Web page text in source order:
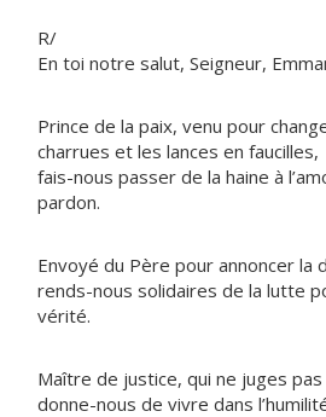
R/
En toi notre salut, Seigneur,
Prince de la paix, venu pour
charrues et les lances en faucilles,
fais-nous passer de la haine à
pardon.
Envoyé du Père pour annoncer la
rends-nous solidaires de la lutte
vérité.
Maître de justice, qui ne juges pas
donne-nous de vivre dans